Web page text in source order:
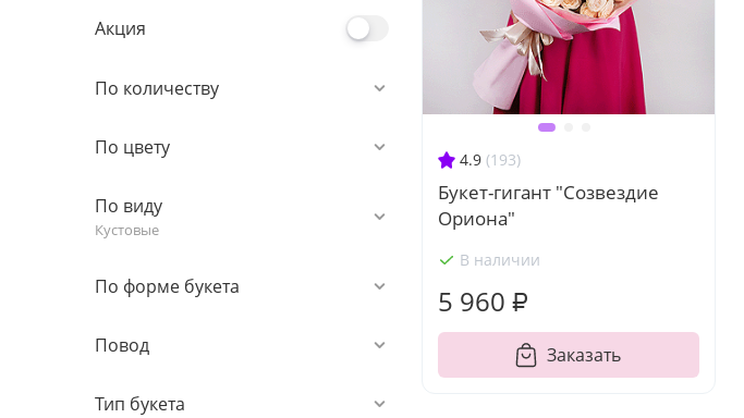
Акция
По количеству
По цвету
По виду
Кустовые
По форме букета
Повод
Тип букета
4.9 (193)
Букет-гигант "Созвездие
Ориона"
В наличии
5 960 ₽
Заказать